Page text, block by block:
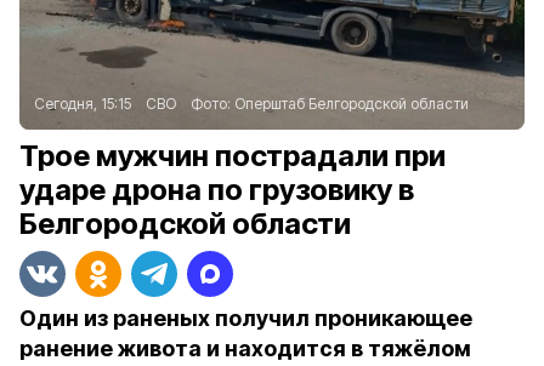
Сегодня, 15:15 СВО Фото: Оперштаб Белгородской области
Трое мужчин пострадали при
ударе дрона по грузовику в
Белгородской области
Один из раненых получил проникающее
ранение живота и находится в тяжёлом